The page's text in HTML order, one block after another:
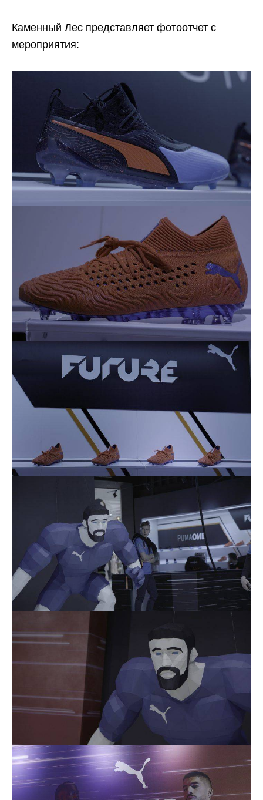
Каменный Лес представляет фотоотчет с
мероприятия: